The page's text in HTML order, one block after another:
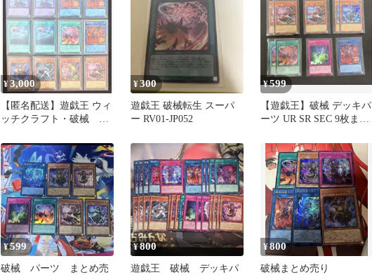
¥3,000
【匿名配送】遊戯王 ウィ
ッチクラフト・破械 12
¥300
遊戯王 破械転生 スーパ
ー RV01-JP052
¥599
【遊戯王】破械 デッキパ
ーツ UR SR SEC 9枚まと
¥599
破械 パーツ まとめ売
¥800
遊戯王 破械 デッキパ
¥800
破械まとめ売り